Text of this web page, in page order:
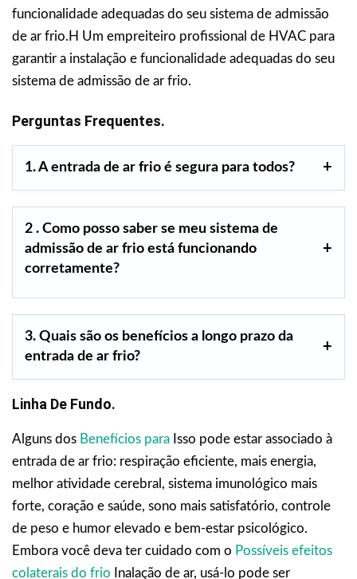
funcionalidade adequadas do seu sistema de admissão
de ar frio.H Um empreiteiro profissional de HVAC para
garantir a instalação e funcionalidade adequadas do seu
sistema de admissão de ar frio.
Perguntas Frequentes.
1. A entrada de ar frio é segura para todos?
2 . Como posso saber se meu sistema de
admissão de ar frio está funcionando
corretamente?
3. Quais são os benefícios a longo prazo da
entrada de ar frio?
Linha De Fundo.
Alguns dos Benefícios para Isso pode estar associado à
entrada de ar frio: respiração eficiente, mais energia,
melhor atividade cerebral, sistema imunológico mais
forte, coração e saúde, sono mais satisfatório, controle
de peso e humor elevado e bem-estar psicológico.
Embora você deva ter cuidado com o Possíveis efeitos
colaterais do frio Inalação de ar, usá-lo pode ser